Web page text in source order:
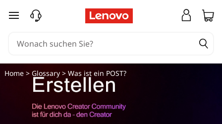
W
zum Hauptinhalt springen
Home> Glossary> Was ist ein POST?